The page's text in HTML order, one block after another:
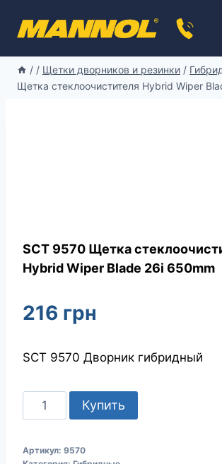
/ / Щетки дворников и резинки /
Щетка стеклоочистителя Hybrid Wiper
SCT 9570 Щетка
Hybrid Wiper Blade 26i 650mm
216 грн
SCT 9570 Дворник гибридный
Количество
товара
9570
Купить
Артикул: 9570